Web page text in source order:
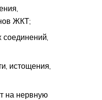
ЖКТ;
соединений,
истощения,
на нервную